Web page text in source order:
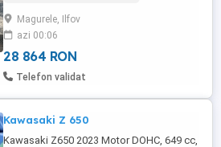
cu acte carte pentru omologare Se poate
conduce cu A2 Revizie făcută recent Ulei
schimbat Lanț + pinioane ...
Magurele, Ilfov
azi 00:06
28 864 RON
Telefon validat
Kawasaki Z 650
Kawasaki Z650 2023 Motor DOHC, 649 cc,